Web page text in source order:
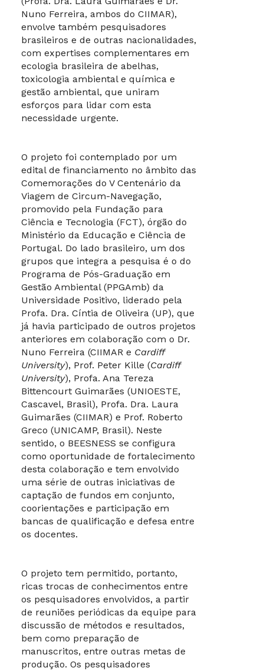
Nuno Ferreira, ambos do CIIMAR),
envolve também pesquisadores
brasileiros e de outras nacionalidades,
com expertises complementares em
ecologia brasileira de abelhas,
toxicologia ambiental e química e
gestão ambiental, que uniram
esforços para lidar com esta
necessidade urgente.
O projeto foi contemplado por um
edital de financiamento no âmbito das
Comemorações do V Centenário da
Viagem de Circum-Navegação,
promovido pela Fundação para
Ciência e Tecnologia (FCT), órgão do
Ministério da Educação e Ciência de
Portugal. Do lado brasileiro, um dos
grupos que integra a pesquisa é o do
Programa de Pós-Graduação em
Gestão Ambiental (PPGAmb) da
Universidade Positivo, liderado pela
Profa. Dra. Cíntia de Oliveira (UP), que
já havia participado de outros projetos
anteriores em colaboração com o Dr.
Nuno Ferreira (CIIMAR e Cardiff
University), Prof. Peter Kille (Cardiff
University), Profa. Ana Tereza
Bittencourt Guimarães (UNIOESTE,
Cascavel, Brasil), Profa. Dra. Laura
Guimarães (CIIMAR) e Prof. Roberto
Greco (UNICAMP, Brasil). Neste
sentido, o BEESNESS se configura
como oportunidade de fortalecimento
desta colaboração e tem envolvido
uma série de outras iniciativas de
captação de fundos em conjunto,
coorientações e participação em
bancas de qualificação e defesa entre
os docentes.
O projeto tem permitido, portanto,
ricas trocas de conhecimentos entre
os pesquisadores envolvidos, a partir
de reuniões periódicas da equipe para
discussão de métodos e resultados,
bem como preparação de
manuscritos, entre outras metas de
produção. Os pesquisadores